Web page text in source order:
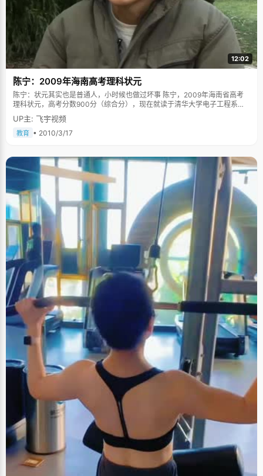
12:02
陈宁：2009年海南高考理科状元
陈宁：状元其实也是普通人，小时候也做过坏事 陈宁，2009年海南省高考
理科状元，高考分数900分（综合分），现在就读于清华大学电子工程系。
每次看到关于高考状元的文章，总是不乏溢美之辞，不是天赋很好就是勤奋
努力，不否认，能取得好成绩必然有过人的地方，但是一味的褒奖，往往掩
盖了状元们最真最灵性的地方。今天采访的男孩叫陈宁，来自海南，他的真
妈的打，还曾做过很多被认为是坏小孩的事情。"小时候爸爸妈妈给的零花钱
很少，家里有专门放零钱的抽屉，我乘妈妈不在家的时候，用一根铁丝，末
端折弯成钩，勾几张零钱出来买糖吃"，陈宁自嘲的说，"那时候还挺聪明
的，每次就拿一点点，半年后才被妈妈发现"。陈宁对这件事记忆深刻，因为
他受到了有史以来最惨烈的教训，"打得很惨呢，好几天不能好好走路"。自
此以后，陈宁还真就乖了，坏事也干得少了，他自嘲的说，"被打怕了，不敢
干坏事了"。 "我小时候特别笨，学数学乘法口诀，老师要求背下来，其他小
朋友十多分钟就会了，我用了四个小时都背不出来，妈妈气极了就严厉的教
训了我几句"，陈宁一边哭一边背，直到凌晨两点钟才勉强记住。此外他总迷
迷糊糊的，"一次老师布置作业，说要做第几页到第几页，我听成整本书都要
做完，于是回家去饭也顾不上吃很听话的很认真的写，做到半夜才做完，第
二天到学校把同学们都惊到了。这样的事还有不少。" 好成绩是熬出来的 就
这样，陈宁的学习成绩跌跌撞撞的在不高不低的位置徘徊，进入初中的时
候，排名班级十多名，不好不快。一次偶然的机会，陈宁报名参加英语竞
赛，意外的进入决赛，"当时觉得特别意外，我的英语成绩不是很好，这个竞
赛对我起到了很大的鼓舞作用"。为了取得好成绩，陈宁开始很努力的恶补英
语，翻出自己所有的试题找到缺点，重点突破，整天研究英语竞赛题，什么
课都看，结果居然考了学校第一名，"我突然意识到，原来付出真的是有回报
的，这也是我熬夜学习的开始"。 "我的初中成绩好是熬出来的"，陈宁说，初
中的时候学得很辛苦，不放过任何一点时间，"晚上学校要熄灯，我就拿着书
去厕所看，脑子里一个劲的就想着要多学点，多做点练习，看到凌晨两三点
才回去。每个科目总是比别人多做好几套试题。"一路领先的成绩让陈宁相
信，这样做是正确的。进入高中以后，他依然延续了初中时候的学习习惯，
结果段考的时候，成绩比第二名仅仅高了0.5分，还被同学们善意的嘲笑"差
点失足了。"面对同学们的冷嘲热讽，陈宁很难过，是不是自己做错了什么。
经过认真的思量，他发现虽然自己在熬夜学习，但是因为休息不够，精力不
能完全集中，学习效率极其低下，甚至影响到了上课，于是决定放弃熬夜的
办法，重新调整生活作息。首先是好好的睡了好几天，然后正常上课休
息，"没想到效率反而上去了，第二次考试还是第一名，但比第二名多了20多
分"。陈宁对比了前后学习方法，总结说，"学习效率还是挺重要的，不仅节
省时间，也节省精力"。 陈宁是个非常踏实和自知的人，他知道自己的缺点和
优点。相比起那些学习上有天赋的同学，他可能做不出很高难度的题，但是
他会想办法将所有基础的题练习得很熟练，"高考试题大部分都是基础知识，
虽然我做题慢，比如数学，总是做不完，但是我保证所有会做的题都正确，
UP主: 飞宇视频
教育 • 2010/3/17